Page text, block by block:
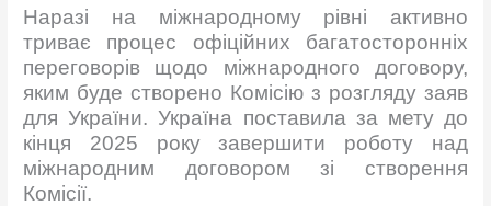
Наразі на міжнародному рівні активно
триває процес офіційних багатосторонніх
переговорів щодо міжнародного договору,
яким буде створено Комісію з розгляду заяв
для України. Україна поставила за мету до
кінця 2025 року завершити роботу над
міжнародним договором зі створення
Комісії.